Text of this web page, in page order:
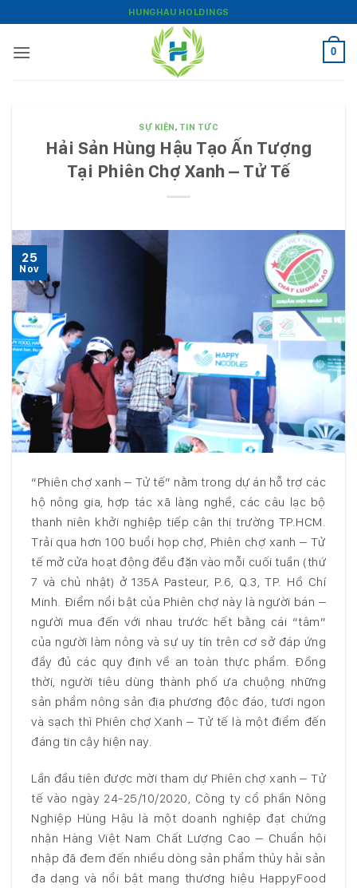
qua
nội
HUNGHAU HOLDINGS
0
SỰ KIỆN, TIN TỨC
Hải Sản Hùng Hậu Tạo Ấn Tượng
Tại Phiên Chợ Xanh – Tử Tế
25
Nov
“Phiên chợ xanh – Tử tế” nằm trong dự án hỗ trợ các
hộ nông gia, hợp tác xã làng nghề, các câu lạc bộ
thanh niên khởi nghiệp tiếp cận thị trường TP.HCM.
Trải qua hơn 100 buổi họp chợ, Phiên chợ xanh – Tử
tế mở cửa hoạt động đều đặn vào mỗi cuối tuần (thứ
7 và chủ nhật) ở 135A Pasteur, P.6, Q.3, TP. Hồ Chí
Minh. Điểm nổi bật của Phiên chợ này là người bán –
người mua đến với nhau trước hết bằng cái “tâm”
của người làm nông và sự uy tín trên cơ sở đáp ứng
đầy đủ các quy định về an toàn thực phẩm. Đồng
thời, người tiêu dùng thành phố ưa chuộng những
sản phẩm nông sản địa phương độc đáo, tươi ngon
và sạch thì Phiên chợ Xanh – Tử tế là một điểm đến
đáng tin cậy hiện nay.
Lần đầu tiên được mời tham dự Phiên chợ xanh – Tử
tế vào ngày 24-25/10/2020, Công ty cổ phần Nông
Nghiệp Hùng Hậu là một doanh nghiệp đạt chứng
nhận Hàng Việt Nam Chất Lượng Cao – Chuẩn hội
nhập đã đem đến nhiều dòng sản phẩm thủy hải sản
đa dạng và nổi bật mang thương hiệu HappyFood